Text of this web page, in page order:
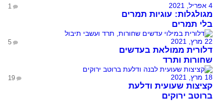
4 אפריל, 2021 1
מגולגלות: עוגיות תמרים
בלי תמרים
22 מרץ, 2021 5
דלורית ממולאת בעדשים
שחורות ותרד
18 מרץ, 2021 19
קציצות שעועית ודלעת
ברוטב ירוקים